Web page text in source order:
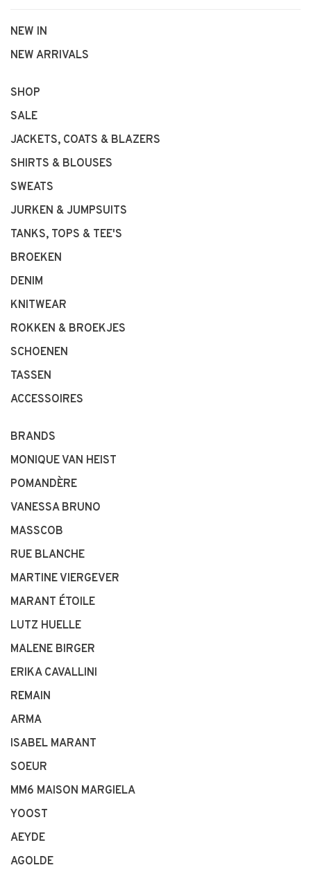
NEW IN
NEW ARRIVALS
SHOP
SALE
JACKETS, COATS & BLAZERS
SHIRTS & BLOUSES
SWEATS
JURKEN & JUMPSUITS
TANKS, TOPS & TEE'S
BROEKEN
DENIM
KNITWEAR
ROKKEN & BROEKJES
SCHOENEN
TASSEN
ACCESSOIRES
BRANDS
MONIQUE VAN HEIST
POMANDÈRE
VANESSA BRUNO
MASSCOB
RUE BLANCHE
MARTINE VIERGEVER
MARANT ÉTOILE
LUTZ HUELLE
MALENE BIRGER
ERIKA CAVALLINI
REMAIN
ARMA
ISABEL MARANT
SOEUR
MM6 MAISON MARGIELA
YOOST
AEYDE
AGOLDE